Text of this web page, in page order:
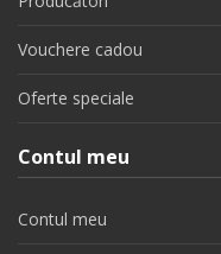
Vouchere cadou
Oferte speciale
Contul meu
Contul meu